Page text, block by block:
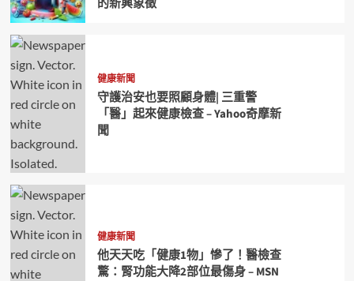
的新興象徵
健康新聞
守護治安也要照顧身體| 三重警
「醫」起來健康檢查 – Yahoo奇摩新
聞
健康新聞
他天天吃「健康1物」慘了！醫檢查
驚：腎功能大降2部位最傷身 – MSN